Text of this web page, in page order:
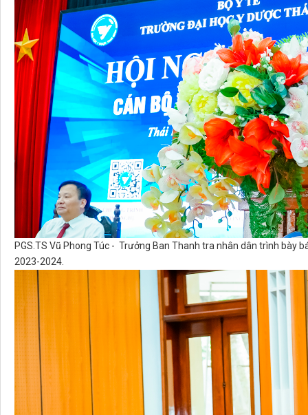
PGS.TS Vũ Phong Túc - Trưởng Ban Thanh tra nhân dân trình bày
2023-2024.